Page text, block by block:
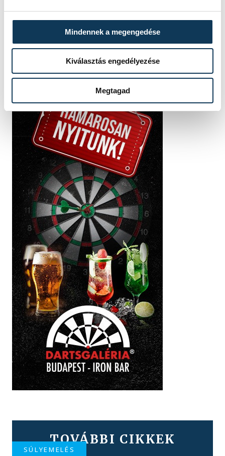
Mindennek a megengedése
Kiválasztás engedélyezése
Megtagad
TOVÁBBI CIKKEK
SÚLYEMELÉS